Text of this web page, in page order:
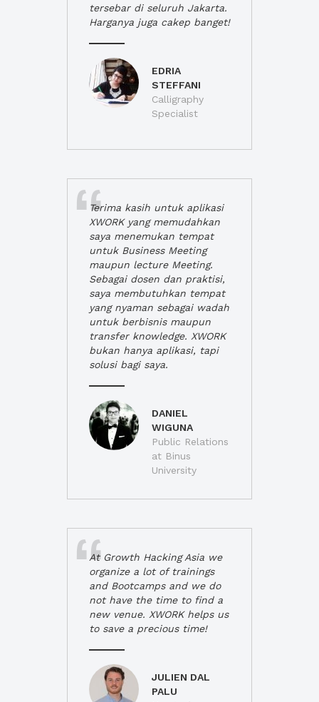
tersebar di seluruh Jakarta.
Harganya juga cakep banget!
EDRIA
STEFFANI
Calligraphy
Specialist
Terima kasih untuk aplikasi
XWORK yang memudahkan
saya menemukan tempat
untuk Business Meeting
maupun lecture Meeting.
Sebagai dosen dan praktisi,
saya membutuhkan tempat
yang nyaman sebagai wadah
untuk berbisnis maupun
transfer knowledge. XWORK
bukan hanya aplikasi, tapi
solusi bagi saya.
DANIEL
WIGUNA
Public Relations
at Binus
University
At Growth Hacking Asia we
organize a lot of trainings
and Bootcamps and we do
not have the time to find a
new venue. XWORK helps us
to save a precious time!
JULIEN DAL
PALU